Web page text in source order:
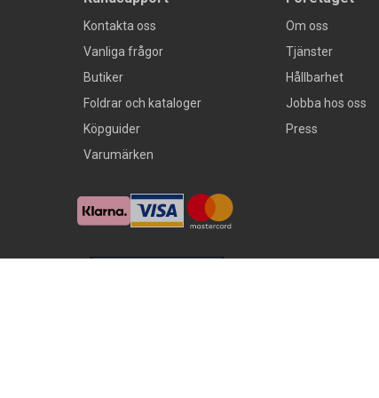
Kontakta oss
Vanliga frågor
Butiker
Foldrar och kataloger
Köpguider
Varumärken
Om oss
Tjänster
Hållbarhet
Jobba hos oss
Press